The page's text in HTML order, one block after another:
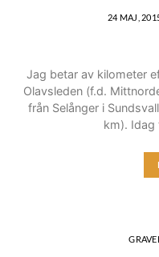
24 MAJ,
Jag betar av kilometer
Olavsleden (f.d.
från Selånger i
km).